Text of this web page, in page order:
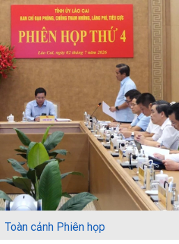
Toàn cảnh Phiên họp